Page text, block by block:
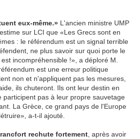
eux-même.» L'ancien ministre UMP
sur LCI que «Les Grecs sont en
: le référendum est un signal terrible
ne plus savoir sur quoi porte le
incompréhensible !», a déploré M.
est une erreur politique
non et n'appliquent pas les mesures,
ils chuteront. Ils ont leur destin en
participent pas à leur propre sauvetage
La Grèce, ce grand pays de l'Europe
a-t-il ajouté.
rechute fortement, après avoir